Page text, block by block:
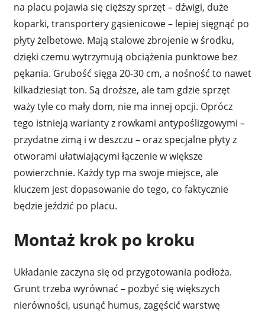
na placu pojawia się cięższy sprzęt – dźwigi, duże
koparki, transportery gąsienicowe – lepiej sięgnąć po
płyty żelbetowe. Mają stalowe zbrojenie w środku,
dzięki czemu wytrzymują obciążenia punktowe bez
pękania. Grubość sięga 20-30 cm, a nośność to nawet
kilkadziesiąt ton. Są droższe, ale tam gdzie sprzęt
waży tyle co mały dom, nie ma innej opcji. Oprócz
tego istnieją warianty z rowkami antypoślizgowymi –
przydatne zimą i w deszczu – oraz specjalne płyty z
otworami ułatwiającymi łączenie w większe
powierzchnie. Każdy typ ma swoje miejsce, ale
kluczem jest dopasowanie do tego, co faktycznie
będzie jeździć po placu.
Montaż krok po kroku
Układanie zaczyna się od przygotowania podłoża.
Grunt trzeba wyrównać – pozbyć się większych
nierówności, usunąć humus, zagęścić warstwę